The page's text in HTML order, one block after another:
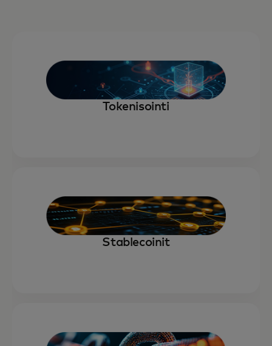
Tokenisointi
Stablecoinit